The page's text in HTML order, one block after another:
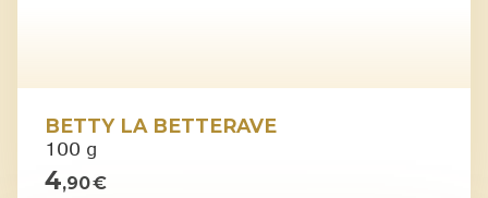
BETTY LA BETTERAVE
100 g
4,90 €